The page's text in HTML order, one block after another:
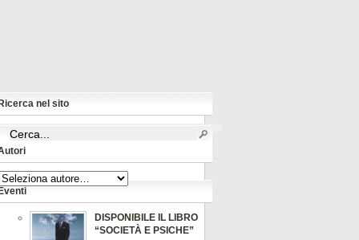
Ricerca nel sito
Eventi
DISPONIBILE IL LIBRO
“SOCIETÀ E PSICHE”